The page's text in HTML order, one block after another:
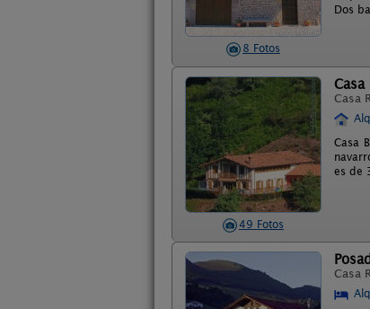
8 Fotos
Dos
49 Fotos
Casa
Casa
Casa
es de
Casa